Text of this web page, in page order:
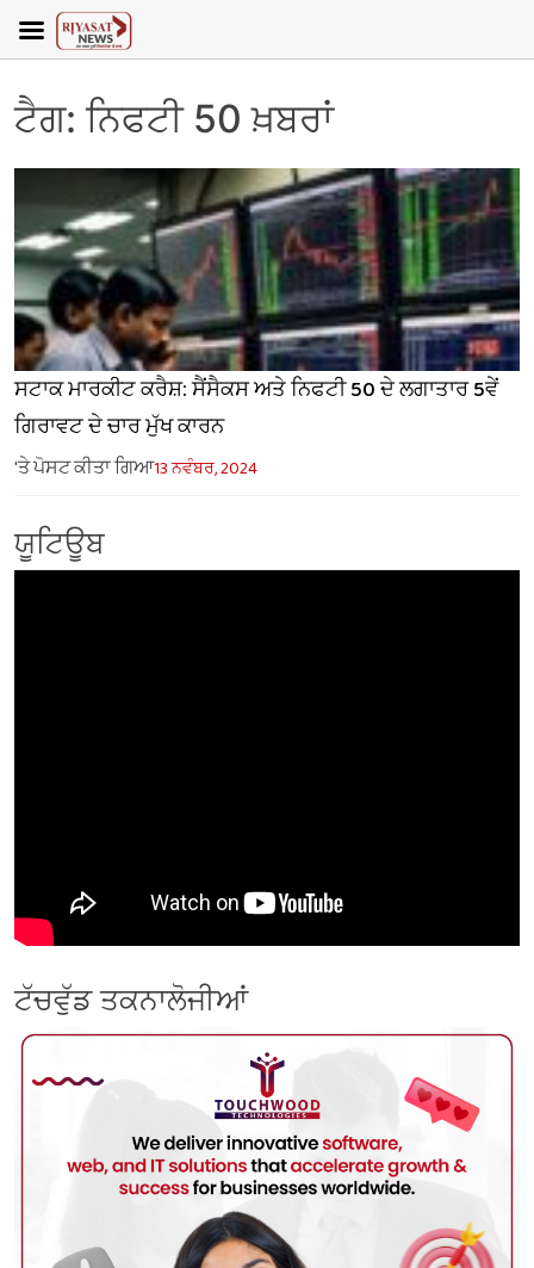
ਟੈਗ:ਨਿਫਟੀ 50 ਖ਼ਬਰਾਂ
ਸਟਾਕ ਮਾਰਕੀਟ ਕਰੈਸ਼: ਸੈਂਸੈਕਸ ਅਤੇ ਨਿਫਟੀ 50 ਦੇ ਲਗਾਤਾਰ 5ਵੇਂ
ਗਿਰਾਵਟ ਦੇ ਚਾਰ ਮੁੱਖ ਕਾਰਨ
'ਤੇ ਪੋਸਟ ਕੀਤਾ ਗਿਆ13 ਨਵੰਬਰ, 2024
ਯੂਟਿਊਬ
ਟੱਚਵੁੱਡ ਤਕਨਾਲੋਜੀਆਂ